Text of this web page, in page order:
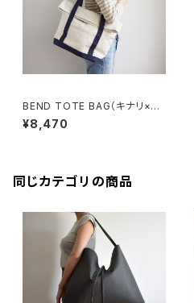
BEND TOTE BAG（キナリ×ネ
イビー）
¥8,470
同じカテゴリの商品